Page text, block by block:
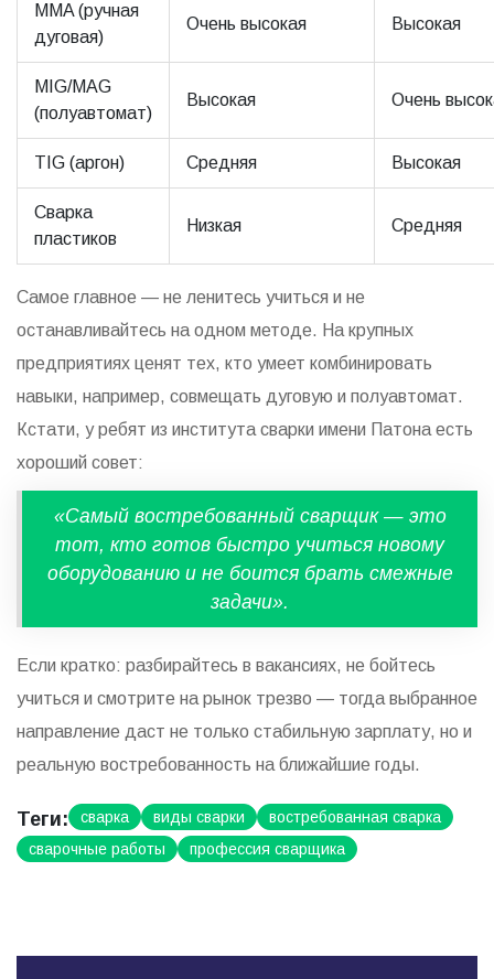
MMA (ручная
дуговая)
Очень высокая Высокая
MIG/MAG
(полуавтомат)
Высокая Очень
TIG (аргон) Средняя Высокая
Сварка
пластиков
Низкая Средняя
Самое главное — не ленитесь учиться и не
останавливайтесь на одном методе. На крупных
предприятиях ценят тех, кто умеет комбинировать
навыки, например, совмещать дуговую и полуавтомат.
Кстати, у ребят из института сварки имени Патона есть
хороший совет:
«Самый востребованный сварщик — это
тот, кто готов быстро учиться новому
оборудованию и не боится брать смежные
задачи».
Если кратко: разбирайтесь в вакансиях, не бойтесь
учиться и смотрите на рынок трезво — тогда выбранное
направление даст не только стабильную зарплату, но и
реальную востребованность на ближайшие годы.
Теги: сварка виды сварки
востребованная сварка
сварочные работы
профессия сварщика